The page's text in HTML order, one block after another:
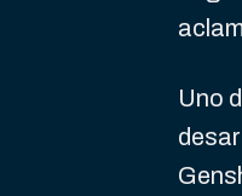
Uno